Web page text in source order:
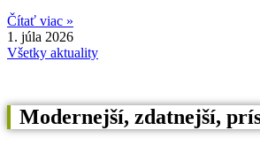
Čítať viac »
1. júla 2026
Všetky aktuality
Modernejší, zdatnejší,